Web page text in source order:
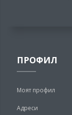
ПРОФИЛ
Моят профил
Адреси